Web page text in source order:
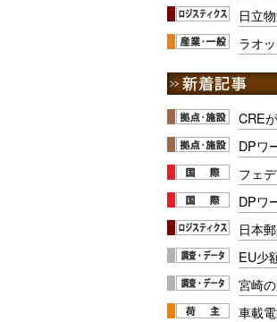
日立
ラオ
CRE
DPワ
フェ
DPワ
日本
EU少
宮崎
車載